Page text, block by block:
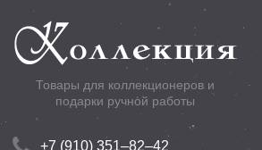
Товары для коллекционеров и
подарки ручной работы
+7 (910) 351–82–42